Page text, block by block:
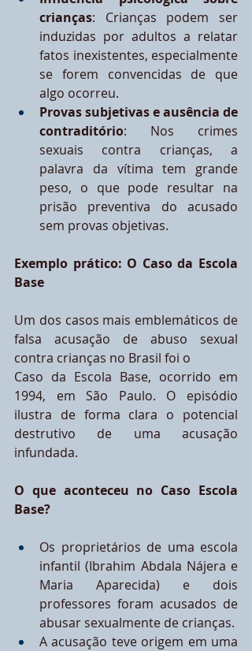
crianças: Crianças podem ser
induzidas por adultos a relatar
fatos inexistentes, especialmente
se forem convencidas de que
algo ocorreu.
Provas subjetivas e ausência de
contraditório: Nos crimes
sexuais contra crianças, a
palavra da vítima tem grande
peso, o que pode resultar na
prisão preventiva do acusado
sem provas objetivas.
Exemplo prático: O Caso da Escola
Base
Um dos casos mais emblemáticos de
falsa acusação de abuso sexual
contra crianças no Brasil foi o
Caso da Escola Base, ocorrido em
1994, em São Paulo. O episódio
ilustra de forma clara o potencial
destrutivo de uma acusação
infundada.
O que aconteceu no Caso Escola
Base?
Os proprietários de uma escola
infantil (Ibrahim Abdala Nájera e
Maria Aparecida) e dois
professores foram acusados de
abusar sexualmente de crianças.
A acusação teve origem em uma